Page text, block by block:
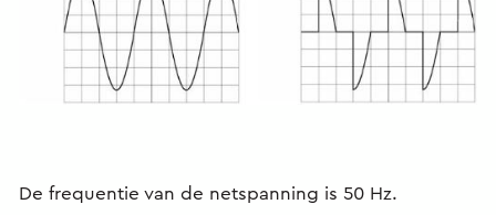
De frequentie van de netspanning is 50 Hz.